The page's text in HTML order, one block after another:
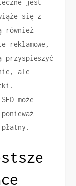
jest
się z
również
reklamowe,
przyspieszyć
ale
może